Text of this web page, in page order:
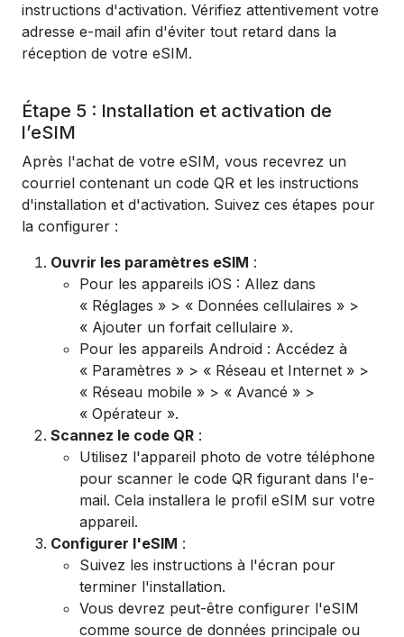
instructions d'activation. Vérifiez attentivement votre
adresse e-mail afin d'éviter tout retard dans la
réception de votre eSIM.
Étape 5 : Installation et activation de
l’eSIM
Après l'achat de votre eSIM, vous recevrez un
courriel contenant un code QR et les instructions
d'installation et d'activation. Suivez ces étapes pour
la configurer :
Ouvrir les paramètres eSIM :
Pour les appareils iOS : Allez dans
« Réglages » > « Données cellulaires » >
« Ajouter un forfait cellulaire ».
Pour les appareils Android : Accédez à
« Paramètres » > « Réseau et Internet » >
« Réseau mobile » > « Avancé » >
« Opérateur ».
Scannez le code QR :
Utilisez l'appareil photo de votre téléphone
pour scanner le code QR figurant dans l'e-
mail. Cela installera le profil eSIM sur votre
appareil.
Configurer l'eSIM :
Suivez les instructions à l'écran pour
terminer l'installation.
Vous devrez peut-être configurer l'eSIM
comme source de données principale ou